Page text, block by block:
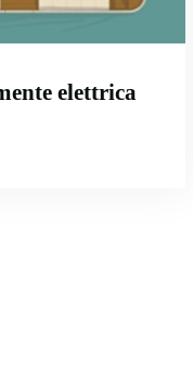
elettrica